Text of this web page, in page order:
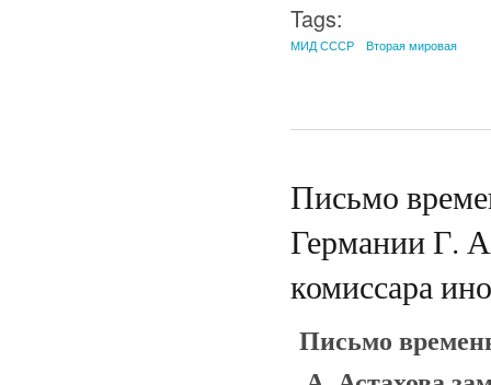
Tags:
МИД СССР Вторая мировая
Письмо
Германии Г.
комиссара
Письмо